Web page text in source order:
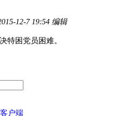
12-7 19:54 编辑
特困党员困难。
客户端